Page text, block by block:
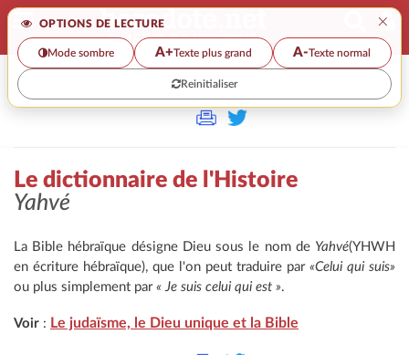
OPTIONS DE LECTURE ×
Mode sombre A+Texte plus grand A-Texte normal
Reinitialiser
>>
Le dictionnaire de l'Histoire
Yahvé
La Bible hébraïque désigne Dieu sous le nom de Yahvé(YHWH
en écriture hébraïque), que l'on peut traduire par «Celui qui suis»
ou plus simplement par « Je suis celui qui est ».
Voir : Le judaïsme, le Dieu unique et la Bible